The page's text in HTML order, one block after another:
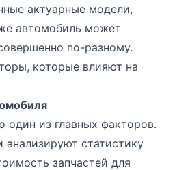
актуарные модели,
автомобиль может
по-разному.
которые влияют на
один из главных факторов.
статистику
запчастей для